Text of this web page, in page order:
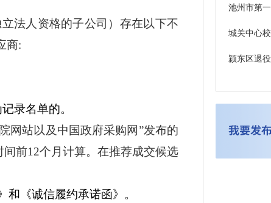
法人资格的子公司）存在以下不
商:
录名单的。
网站以及中国政府采购网”发布的
前12个月计算。在推荐成交候选
和《诚信履约承诺函》 。